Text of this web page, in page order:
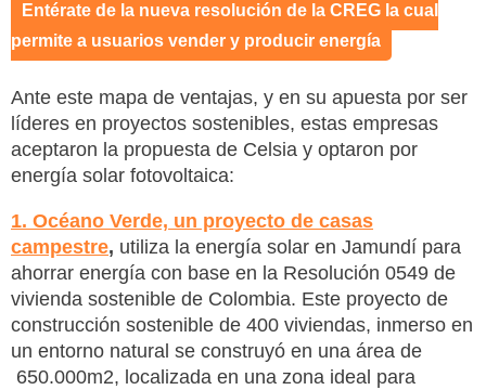
Entérate de la nueva resolución de la CREG la cual
permite a usuarios vender y producir energía
Ante este mapa de ventajas, y en su apuesta por ser
líderes en proyectos sostenibles, estas empresas
aceptaron la propuesta de Celsia y optaron por
energía solar fotovoltaica:
1. Océano Verde, un proyecto de casas
campestre, utiliza la energía solar en Jamundí para
ahorrar energía con base en la Resolución 0549 de
vivienda sostenible de Colombia. Este proyecto de
construcción sostenible de 400 viviendas, inmerso en
un entorno natural se construyó en una área de
650.000m2, localizada en una zona ideal para